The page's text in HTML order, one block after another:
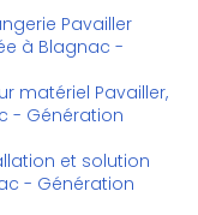
Pavailler
à Blagnac -
matériel Pavailler,
- Génération
et solution
- Génération